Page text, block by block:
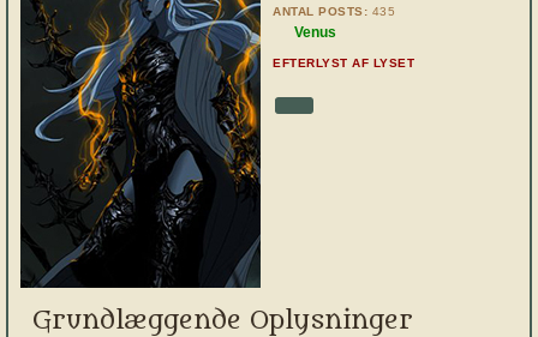
ANTAL POSTS: 435
Venus
EFTERLYST AF LYSET
Grundlæggende Oplysninger